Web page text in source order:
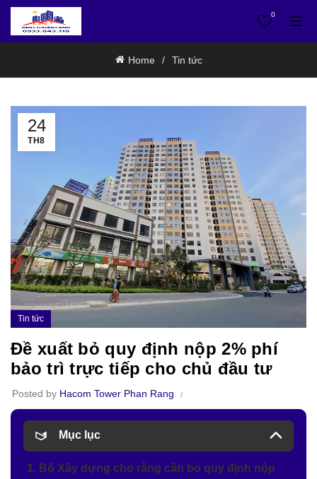
0
Home Tin tức
24
TH8
Tin tức
Đề xuất bỏ quy định nộp 2% phí
bảo trì trực tiếp cho chủ đầu tư
Posted by Hacom Tower Phan Rang
Mục lục
1. Bộ Xây dựng cho rằng cần bỏ quy định nộp